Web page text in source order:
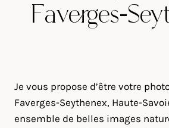
Faverges-
Je vous propose d’être votre
Faverges-Seythenex, Haute-
ensemble de belles images